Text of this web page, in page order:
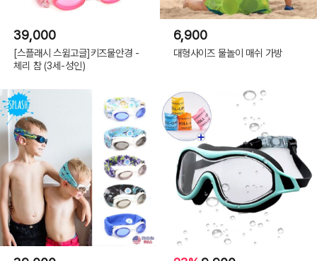
39,000
[스플래시 스윔고글]키즈물안경 -
체리 참 (3세-성인)
6,900
대형사이즈 물놀이 매쉬 가방